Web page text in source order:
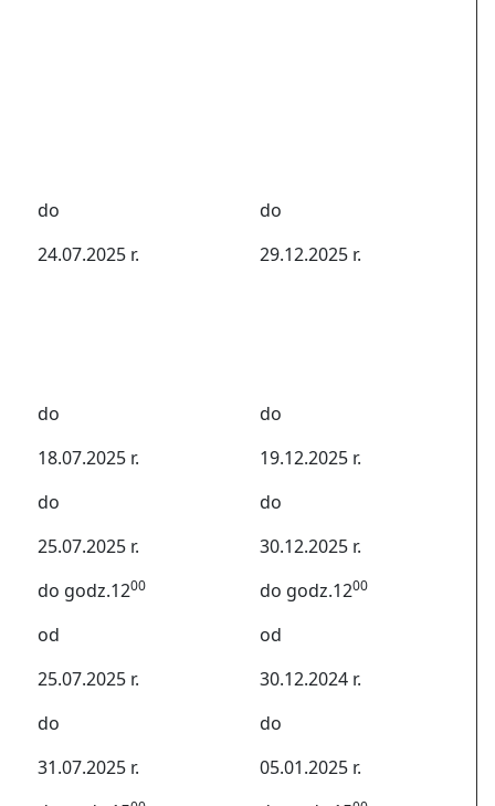
do
24.07.2025 r.
do
29.12.2025 r.
do
18.07.2025 r.
do
19.12.2025 r.
do
25.07.2025 r.
do godz.1200
do
30.12.2025 r.
do godz.1200
od
25.07.2025 r.
do
31.07.2025 r.
od
30.12.2024 r.
do
05.01.2025 r.